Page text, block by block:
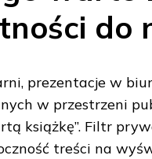
do
prezentacje w
w przestrzeni
książkę”. Filtr
treści na